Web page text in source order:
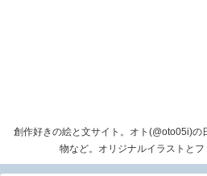
創作好きの絵と文サイト。オト(@oto05i)の
物など。オリジナルイラストとフ